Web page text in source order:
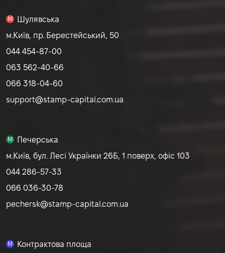
M
Шулявська
м.Київ, пр. Берестейський, 50
044 454-87-00
063 562-40-66
066 318-04-60
support@stamp-capital.com.ua
M
Печерська
м.Київ, бул. Лесі Українки 26Б, 1 поверх, офіс 103
044 286-57-33
066 036-30-78
pechersk@stamp-capital.com.ua
M Контрактова площа